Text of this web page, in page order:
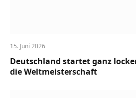
15. Juni 2026
Deutschland startet ganz
die Weltmeisterschaft